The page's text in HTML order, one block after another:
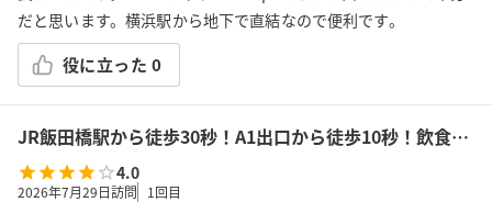
だと思います。横浜駅から地下で直結なので便利です。
役に立った 0
JR飯田橋駅から徒歩30秒！A1出口から徒歩10秒！飲食持込可!高速Wi-Fi!会議/ボドゲ/推し活/女子会/サロン/控室などで利用可能!貸会議室KS6飯田橋★
4.0
2026年7月29日訪問 1 回目